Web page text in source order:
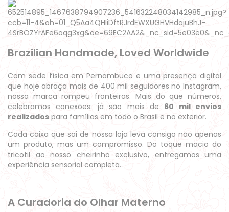
Brazilian Handmade, Loved Worldwide
Com sede física em Pernambuco e uma presença digital
que hoje abraça mais de 400 mil seguidores no Instagram,
nossa marca rompeu fronteiras. Mais do que números,
celebramos conexões: já são mais de 60 mil envios
realizados para famílias em todo o Brasil e no exterior.
Cada caixa que sai de nossa loja leva consigo não apenas
um produto, mas um compromisso. Do toque macio do
tricotil ao nosso cheirinho exclusivo, entregamos uma
experiência sensorial completa.
A Curadoria do Olhar Materno